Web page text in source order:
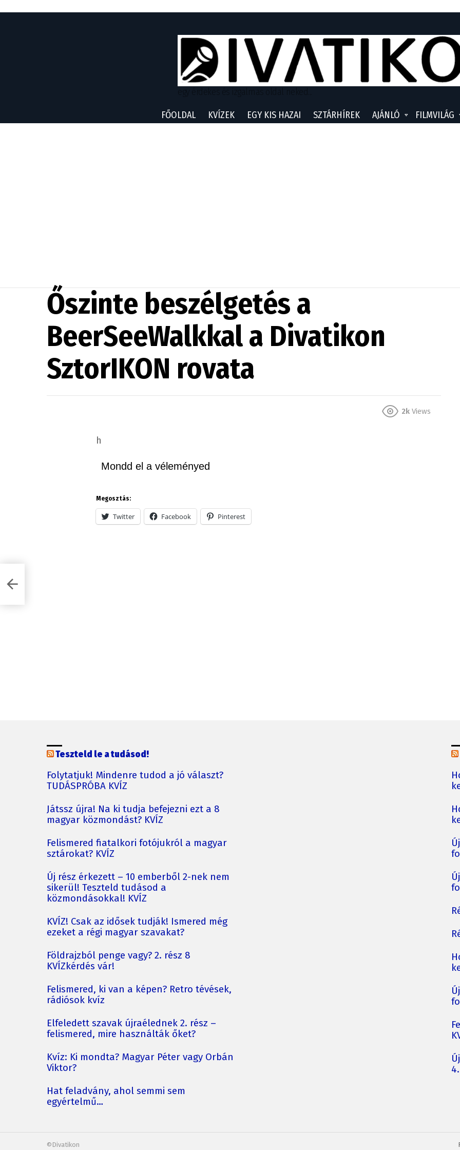
FŐOLDAL KVÍZEK EGY KIS HAZAI SZTÁRHÍREK AJÁNLÓ FILMVILÁG
Őszinte beszélgetés a
BeerSeeWalkkal a Divatikon
SztorIKON rovata
2k Views
h
Mondd el a véleményed
Megosztás:
Twitter Facebook Pinterest
Teszteld le a tudásod!
Folytatjuk! Mindenre tudod a jó választ?
TUDÁSPRÓBA KVÍZ
Játssz újra! Na ki tudja befejezni ezt a 8
magyar közmondást? KVÍZ
Felismered fiatalkori fotójukról a magyar
sztárokat? KVÍZ
Új rész érkezett – 10 emberből 2-nek nem
sikerül! Teszteld tudásod a
közmondásokkal! KVÍZ
KVÍZ! Csak az idősek tudják! Ismered még
ezeket a régi magyar szavakat?
Földrajzból penge vagy? 2. rész 8
KVÍZkérdés vár!
Felismered, ki van a képen? Retro tévések,
rádiósok kvíz
Elfeledett szavak újraélednek 2. rész –
felismered, mire használták őket?
Kvíz: Ki mondta? Magyar Péter vagy Orbán
Viktor?
Hat feladvány, ahol semmi sem
egyértelmű…
©Divatikon